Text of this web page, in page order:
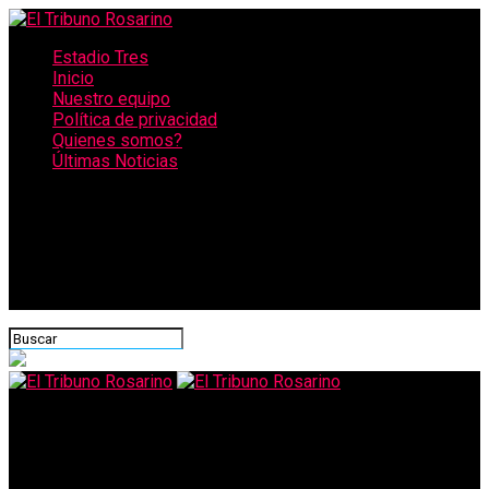
Estadio Tres
Inicio
Nuestro equipo
Política de privacidad
Quienes somos?
Últimas Noticias